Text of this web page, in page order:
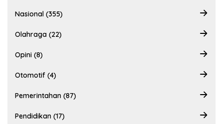
Nasional (355)
Olahraga (22)
Opini (8)
Otomotif (4)
Pemerintahan (87)
Pendidikan (17)